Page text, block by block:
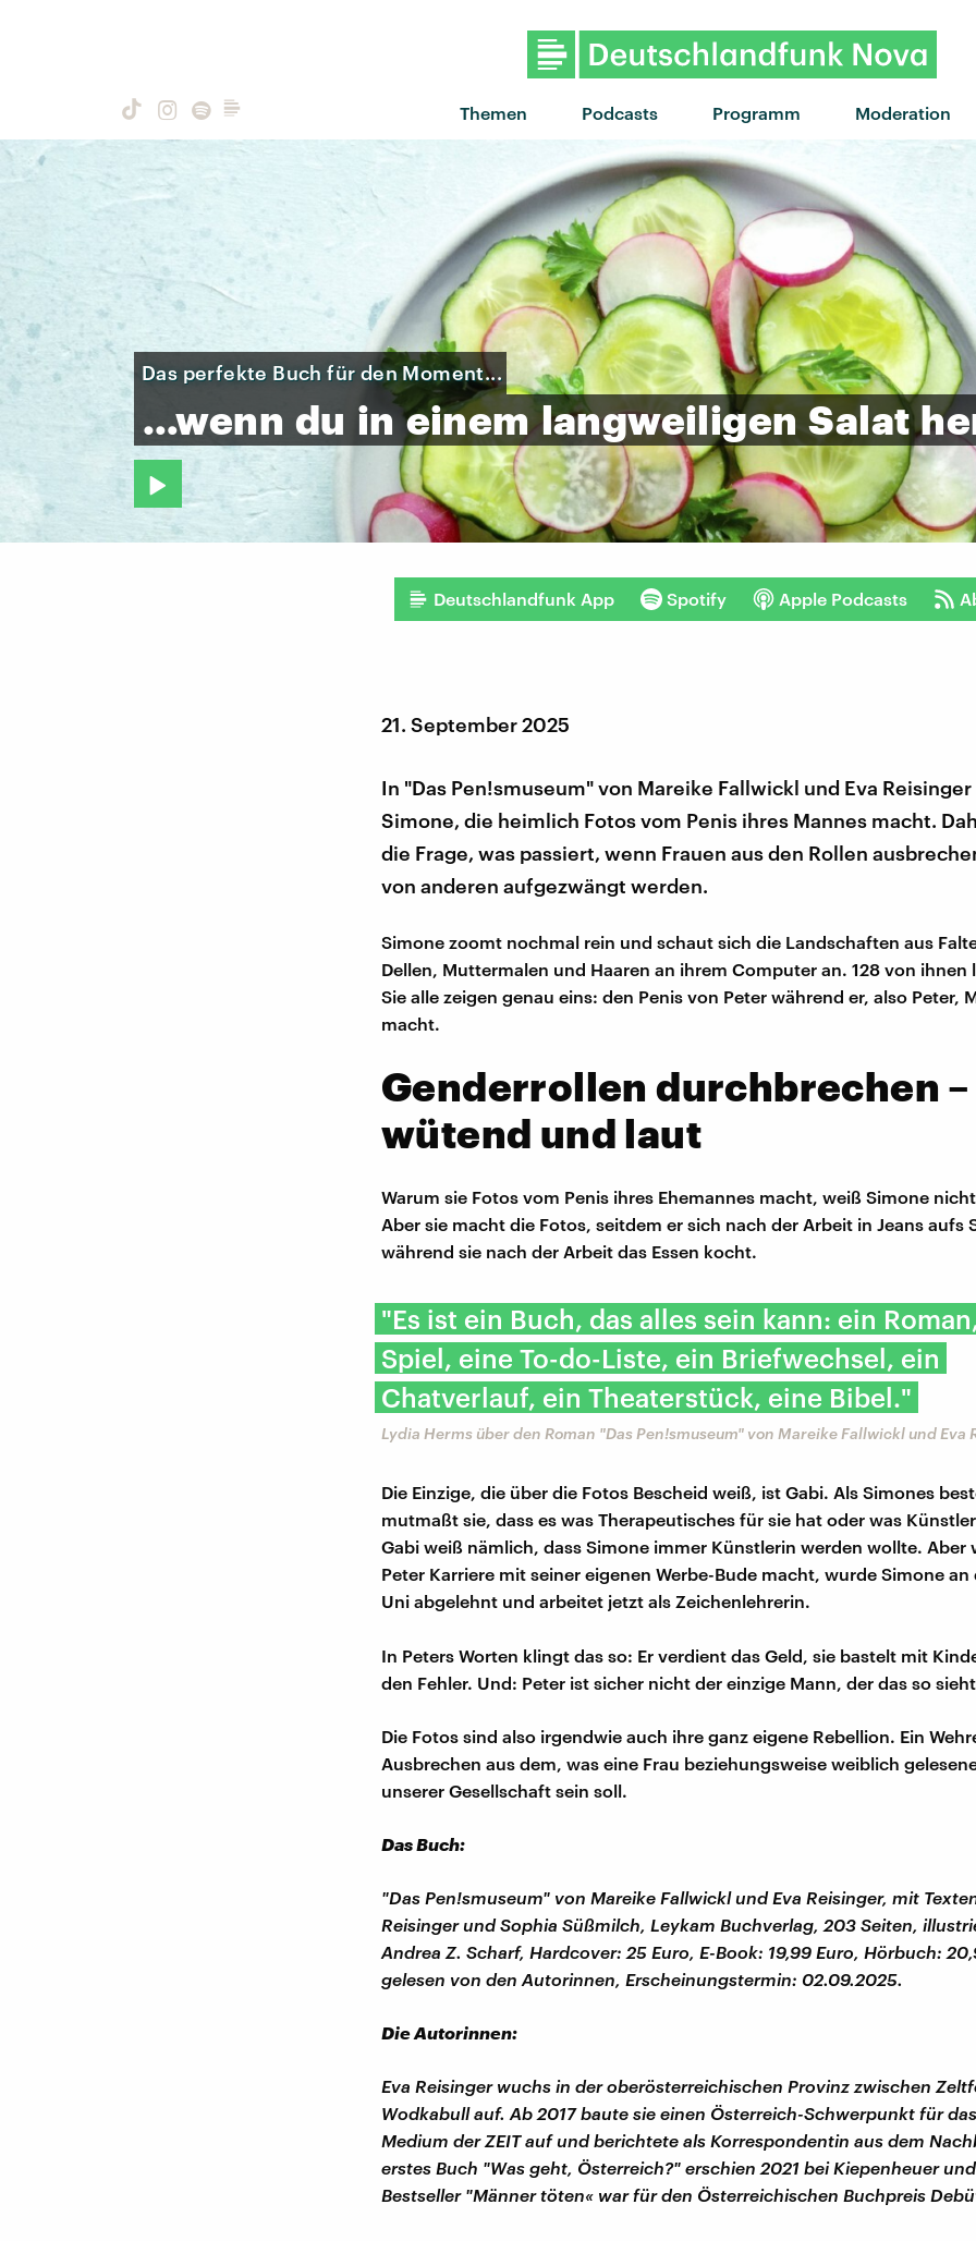
Themen Podcasts Programm Moderation
"Praise You" von Fatboy Slim
Das perfekte Buch für den Moment...
…wenn du in einem langweiligen Salat
Deutschlandfunk App Spotify Apple Podcasts
21. September 2025
In "Das Pen!smuseum" von Mareike Fallwickl und Eva
Simone, die heimlich Fotos vom Penis ihres Mannes macht.
die Frage, was passiert, wenn Frauen aus den Rollen
von anderen aufgezwängt werden.
Simone zoomt nochmal rein und schaut sich die Landschaften aus
Dellen, Muttermalen und Haaren an ihrem Computer an. 128 von ihnen
Sie alle zeigen genau eins: den Penis von Peter während er, also Peter,
macht.
Genderrollen durchbrechen –
wütend und laut
Warum sie Fotos vom Penis ihres Ehemannes macht, weiß Simone
Aber sie macht die Fotos, seitdem er sich nach der Arbeit in Jeans aufs
während sie nach der Arbeit das Essen kocht.
"Es ist ein Buch, das alles sein kann: ein
Spiel, eine To-do-Liste, ein Briefwechsel, ein
Chatverlauf, ein Theaterstück, eine Bibel."
Lydia Herms über den Roman "Das Pen!smuseum" von Mareike Fallwickl und Eva
Die Einzige, die über die Fotos Bescheid weiß, ist Gabi. Als Simones
mutmaßt sie, dass es was Therapeutisches für sie hat oder was
Gabi weiß nämlich, dass Simone immer Künstlerin werden wollte. Aber
Peter Karriere mit seiner eigenen Werbe-Bude macht, wurde Simone
Uni abgelehnt und arbeitet jetzt als Zeichenlehrerin.
In Peters Worten klingt das so: Er verdient das Geld, sie bastelt mit
den Fehler. Und: Peter ist sicher nicht der einzige Mann, der das so
Die Fotos sind also irgendwie auch ihre ganz eigene Rebellion. Ein
Ausbrechen aus dem, was eine Frau beziehungsweise weiblich
unserer Gesellschaft sein soll.
Das Buch:
"Das Pen!smuseum" von Mareike Fallwickl und Eva Reisinger, mit
Reisinger und Sophia Süßmilch, Leykam Buchverlag, 203 Seiten,
Andrea Z. Scharf, Hardcover: 25 Euro, E-Book: 19,99 Euro, Hörbuch:
gelesen von den Autorinnen, Erscheinungstermin: 02.09.2025.
Die Autorinnen:
Eva Reisinger wuchs in der oberösterreichischen Provinz zwischen
Wodkabull auf. Ab 2017 baute sie einen Österreich-Schwerpunkt für
Medium der ZEIT auf und berichtete als Korrespondentin aus dem
erstes Buch "Was geht, Österreich?" erschien 2021 bei Kiepenheuer
Bestseller "Männer töten« war für den Österreichischen Buchpreis